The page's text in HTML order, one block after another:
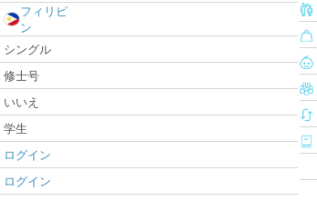
フィリピ
ン
シングル
修士号
いいえ
学生
ログイン
ログイン